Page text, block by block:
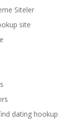
Siteler
site
dating hookup